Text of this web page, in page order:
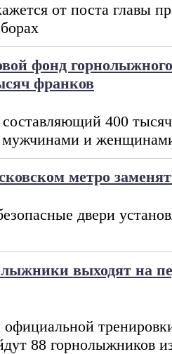
от поста главы
фонд
франков
400
мужчинами и
метро
двери
выходят на
88 горнолыжников